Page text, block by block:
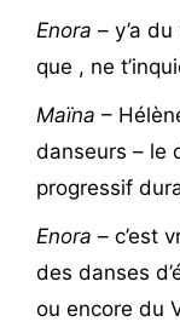
Enora – y’a
que , ne
Maïna –
danseurs – le
progressif
Enora – c’est
des danses
ou encore du